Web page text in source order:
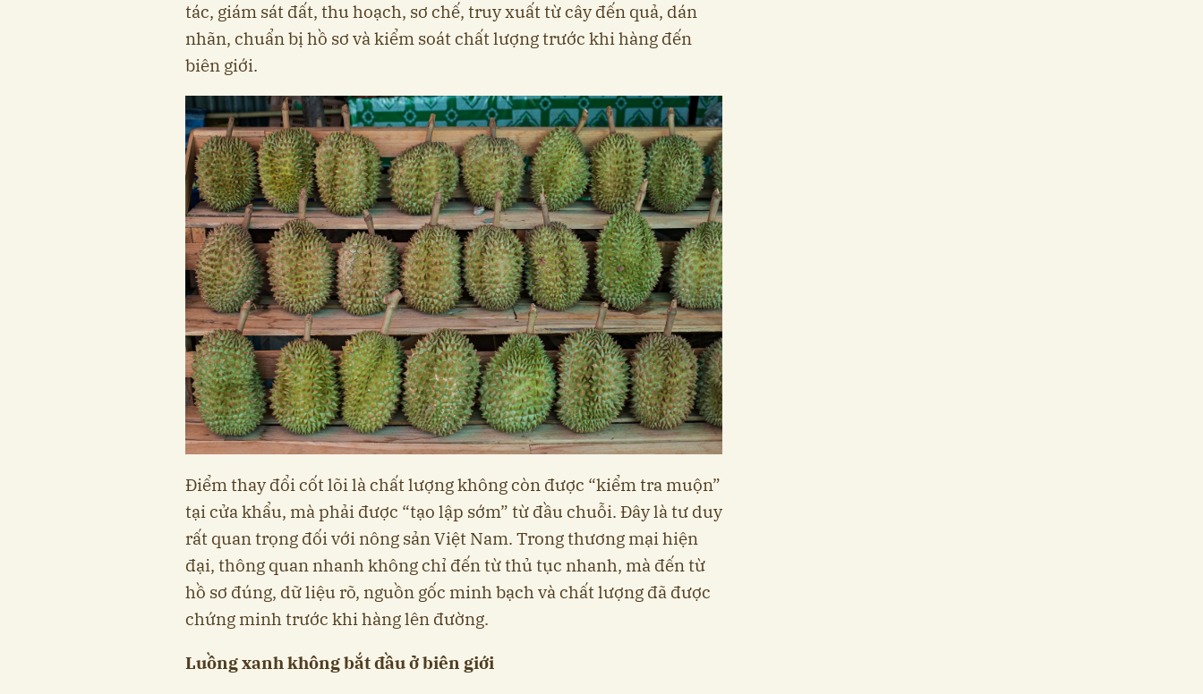
tác, giám sát đất, thu hoạch, sơ chế, truy xuất từ cây đến quả, dán
nhãn, chuẩn bị hồ sơ và kiểm soát chất lượng trước khi hàng đến
biên giới.
Điểm thay đổi cốt lõi là chất lượng không còn được “kiểm tra muộn”
tại cửa khẩu, mà phải được “tạo lập sớm” từ đầu chuỗi. Đây là tư duy
rất quan trọng đối với nông sản Việt Nam. Trong thương mại hiện
đại, thông quan nhanh không chỉ đến từ thủ tục nhanh, mà đến từ
hồ sơ đúng, dữ liệu rõ, nguồn gốc minh bạch và chất lượng đã được
chứng minh trước khi hàng lên đường.
Luồng xanh không bắt đầu ở biên giới